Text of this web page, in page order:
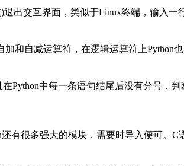
出交互界面，类似于Linux终端，输入一
和自减运算符，在逻辑运算符上Python
中每一条语句结尾后没有分号，
有很多强大的模块，需要时导入便可。